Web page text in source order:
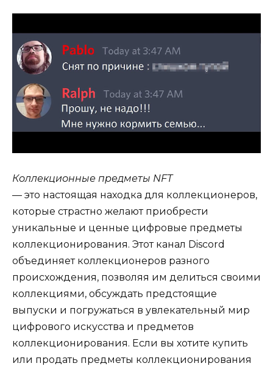
Коллекционные предметы NFT
— это настоящая находка для коллекционеров,
которые страстно желают приобрести
уникальные и ценные цифровые предметы
коллекционирования. Этот канал Discord
объединяет коллекционеров разного
происхождения, позволяя им делиться своими
коллекциями, обсуждать предстоящие
выпуски и погружаться в увлекательный мир
цифрового искусства и предметов
коллекционирования. Если вы хотите купить
или продать предметы коллекционирования